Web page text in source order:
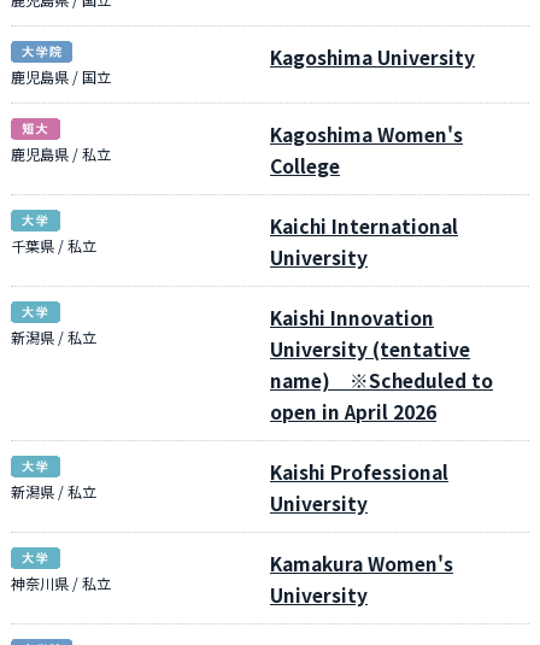
鹿児島県 / 国立
Kagoshima University
鹿児島県 / 私立
Kagoshima Women's
College
千葉県 / 私立
Kaichi International
University
新潟県 / 私立
Kaishi Innovation
University (tentative
name) ※Scheduled to
open in April 2026
新潟県 / 私立
Kaishi Professional
University
神奈川県 / 私立
Kamakura Women's
University